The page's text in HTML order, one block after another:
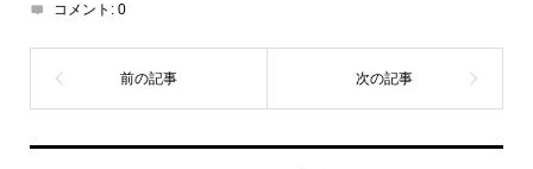
コメント: 0